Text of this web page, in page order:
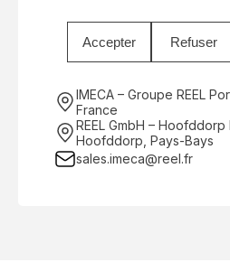
Accepter Refuser
pour accompagner ses
IMECA – Groupe REEL
France
REEL GmbH –
Hoofddorp, Pays-Bays
sales.imeca@reel.fr